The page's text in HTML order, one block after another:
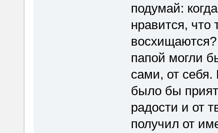
подумай:
нравится, что
папой могли
сами, от
было бы
радости и от
получил от